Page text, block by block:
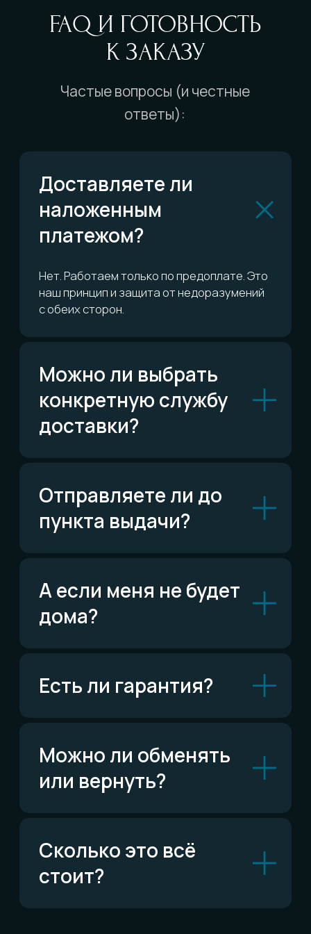
конкретную службу
доставки?
Отправляете ли до
дома?
Есть ли гарантия?
Можно ли обменять
или вернуть?
Telegram
Написать ВКонтакте
Возможно,